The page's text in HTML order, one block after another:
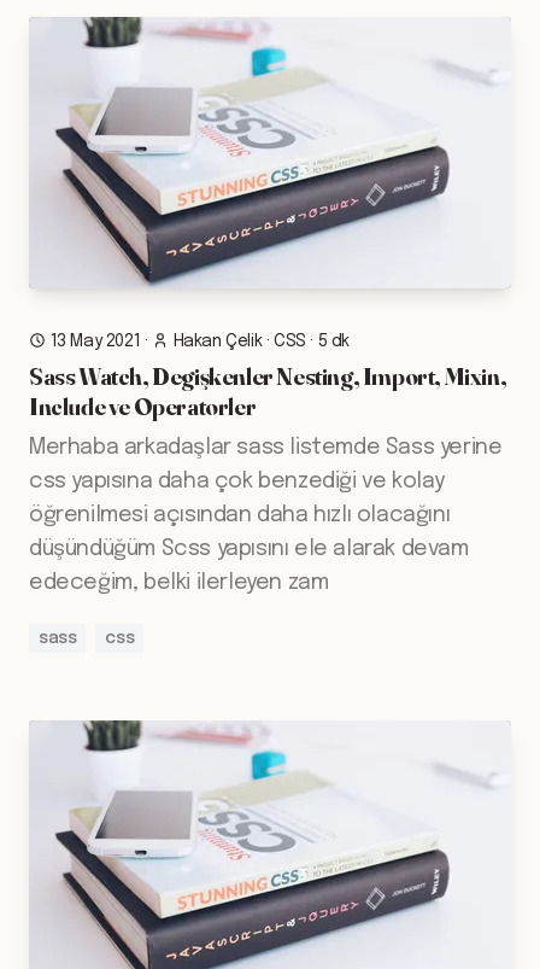
13 May 2021 · Hakan Çelik·CSS · 5 dk
Sass Watch, Degişkenler Nesting, Import, Mixin,
Include ve Operatorler
Merhaba arkadaşlar sass listemde Sass yerine
css yapısına daha çok benzediği ve kolay
öğrenilmesi açısından daha hızlı olacağını
düşündüğüm Scss yapısını ele alarak devam
edeceğim, belki ilerleyen zam
sass css